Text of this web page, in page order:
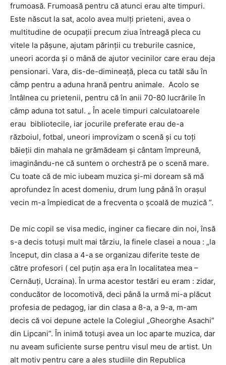
frumoasă. Frumoasă pentru că atunci erau alte timpuri.
Este născut la sat, acolo avea mulți prieteni, avea o
multitudine de ocupații precum ziua întreagă pleca cu
vitele la pășune, ajutam părinții cu treburile casnice,
uneori acorda și o mână de ajutor vecinilor care erau deja
pensionari. Vara, dis-de-dimineață, pleca cu tatăl său în
câmp pentru a aduna hrană pentru animale. Acolo se
întâlnea cu prietenii, pentru că în anii 70-80 lucrările în
câmp aduna tot satul. „ În acele timpuri calculatoarele
erau bibliotecile, iar jocurile preferate erau de-a
războiul, fotbal, uneori improvizam o scenă și cu toți
băieții din mahala ne grămădeam și cântam împreună,
imaginându-ne că suntem o orchestră pe o scenă mare.
Cu toate că de mic iubeam muzica și-mi doream să mă
aprofundez în acest domeniu, drum lung până în orașul
vecin m-a împiedicat de a frecventa o școală de muzică ”.
De mic copil se visa medic, inginer ca fiecare din noi, însă
s-a decis totuși mult mai târziu, la finele clasei a noua : „la
început, din clasa a 4-a se organizau diferite teste de
către profesori ( cel puțin așa era în localitatea mea –
Cernăuți, Ucraina). În urma acestor testări eu eram : zidar,
conducător de locomotivă, deci până la urmă mi-a plăcut
profesia de pedagog, iar din clasa a 8-a, a 9-a, m-am
decis că voi depune actele la Colegiul „Gheorghe Asachi”
din Lipcani”. În inimă totuși avea un loc aparte muzica, dar
nu aveam suficiente surse pentru visul meu de artist. Un
alt motiv pentru care a ales studiile din Republica